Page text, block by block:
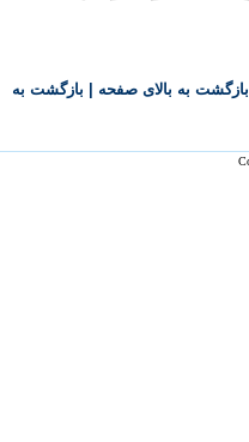
بازگشت به بالای صفحه بازگشت به